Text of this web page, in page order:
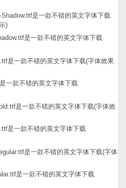
是一款不错的英文字体下载
一款不错的英文字体下载
是一款不错的英文字体下载
是一款不错的英文字体下载